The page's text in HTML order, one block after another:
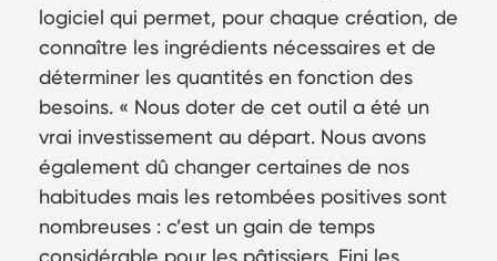
logiciel qui permet, pour chaque création, de
connaître les ingrédients nécessaires et de
déterminer les quantités en fonction des
besoins. « Nous doter de cet outil a été un
vrai investissement au départ. Nous avons
également dû changer certaines de nos
habitudes mais les retombées positives sont
nombreuses : c’est un gain de temps
considérable pour les pâtissiers. Fini les